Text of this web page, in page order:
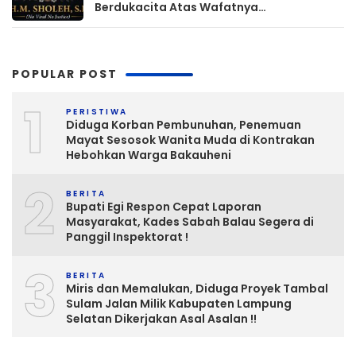
Berdukacita Atas Wafatnya
POPULAR POST
1 PERISTIWA
Diduga Korban Pembunuhan, Penemuan
Mayat Sesosok Wanita Muda di Kontrakan
Hebohkan Warga Bakauheni
2 BERITA
Bupati Egi Respon Cepat Laporan
Masyarakat, Kades Sabah Balau Segera di
Panggil Inspektorat !
3 BERITA
Miris dan Memalukan, Diduga Proyek Tambal
Sulam Jalan Milik Kabupaten Lampung
Selatan Dikerjakan Asal Asalan !!